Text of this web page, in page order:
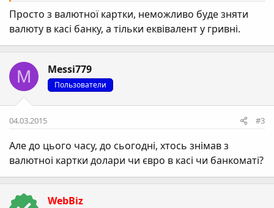
Просто з валютної картки, неможливо буде зняти
валюту в касі банку, а тільки еквівалент у гривні.
M Messi779
Пользователи
04.03.2015 #3
Але до цього часу, до сьогодні, хтось знімав з
валютноі картки долари чи євро в касі чи банкоматі?
WebBiz